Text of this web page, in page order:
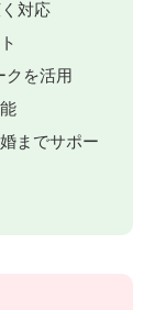
対応
クを活用
までサポー